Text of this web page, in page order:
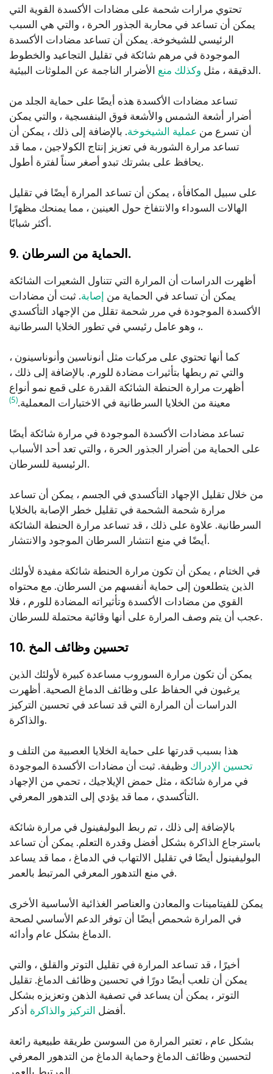
تحتوي مرارات شحمة على مضادات الأكسدة القوية التي
يمكن أن تساعد في محاربة الجذور الحرة ، والتي هي السبب
الرئيسي للشيخوخة. يمكن أن تساعد مضادات الأكسدة
الموجودة في مرهم شائكة في تقليل التجاعيد والخطوط
الدقيقة ، مثل وكذلك منع الأضرار الناجمة عن الملوثات البيئية.
تساعد مضادات الأكسدة هذه أيضًا على حماية الجلد من
أضرار أشعة الشمس والأشعة فوق البنفسجية ، والتي يمكن
أن تسرع من عملية الشيخوخة. بالإضافة إلى ذلك ، يمكن أن
تساعد مرارة الشوربة في تعزيز إنتاج الكولاجين ، مما قد
يحافظ على بشرتك تبدو أصغر سناً لفترة أطول.
على سبيل المكافأة ، يمكن أن تساعد المرارة أيضًا في تقليل
الهالات السوداء والانتفاخ حول العينين ، مما يمنحك مظهرًا
أكثر شبابًا.
9. الحماية من السرطان .
أظهرت الدراسات أن المرارة التي تتناول الشعيرات الشائكة
يمكن أن تساعد في الحماية من إصابة. ثبت أن مضادات
الأكسدة الموجودة في مرر شحمة تقلل من الإجهاد التأكسدي
، وهو عامل رئيسي في تطور الخلايا السرطانية.
كما أنها تحتوي على مركبات مثل أنوناسين وأنوناسينون ،
والتي تم ربطها بتأثيرات مضادة للورم. بالإضافة إلى ذلك ،
أظهرت مرارة الحنطة الشائكة القدرة على قمع نمو أنواع
معينة من الخلايا السرطانية في الاختبارات المعملية.(5)
تساعد مضادات الأكسدة الموجودة في مرارة شائكة أيضًا
على الحماية من أضرار الجذور الحرة ، والتي تعد أحد الأسباب
الرئيسية للسرطان.
من خلال تقليل الإجهاد التأكسدي في الجسم ، يمكن أن تساعد
مرارة شحمة الشحمة في تقليل خطر الإصابة بالخلايا
السرطانية. علاوة على ذلك ، قد تساعد مرارة الحنطة الشائكة
أيضًا في منع انتشار السرطان الموجود والانتشار.
في الختام ، يمكن أن تكون مرارة الحنطة شائكة مفيدة لأولئك
الذين يتطلعون إلى حماية أنفسهم من السرطان. مع محتواه
القوي من مضادات الأكسدة وتأثيراته المضادة للورم ، فلا
عجب أن يتم وصف المرارة على أنها وقائية محتملة للسرطان.
10. تحسين وظائف المخ
يمكن أن تكون مرارة السوروب مساعدة كبيرة لأولئك الذين
يرغبون في الحفاظ على وظائف الدماغ الصحية. أظهرت
الدراسات أن المرارة التي قد تساعد في تحسين التركيز
والذاكرة.
هذا بسبب قدرتها على حماية الخلايا العصبية من التلف و
تحسين الإدراك وظيفة. ثبت أن مضادات الأكسدة الموجودة
في مرارة شائكة ، مثل حمض الإيلاجيك ، تحمي من الإجهاد
التأكسدي ، مما قد يؤدي إلى التدهور المعرفي.
بالإضافة إلى ذلك ، تم ربط البوليفينول في مرارة شائكة
باسترجاع الذاكرة بشكل أفضل وقدرة التعلم. يمكن أن تساعد
البوليفينول أيضًا في تقليل الالتهاب في الدماغ ، مما قد يساعد
في منع التدهور المعرفي المرتبط بالعمر.
يمكن للفيتامينات والمعادن والعناصر الغذائية الأساسية الأخرى
في المرارة شحمص أيضًا أن توفر الدعم الأساسي لصحة
الدماغ بشكل عام وأدائه.
أخيرًا ، قد تساعد المرارة في تقليل التوتر والقلق ، والتي
يمكن أن تلعب أيضًا دورًا في تحسين وظائف الدماغ. تقليل
التوتر ، يمكن أن يساعد في تصفية الذهن وتعزيزه بشكل
أفضل
التركيز والذاكرة أذكر.
بشكل عام ، تعتبر المرارة من السوسن طريقة طبيعية رائعة
لتحسين وظائف الدماغ وحماية الدماغ من التدهور المعرفي